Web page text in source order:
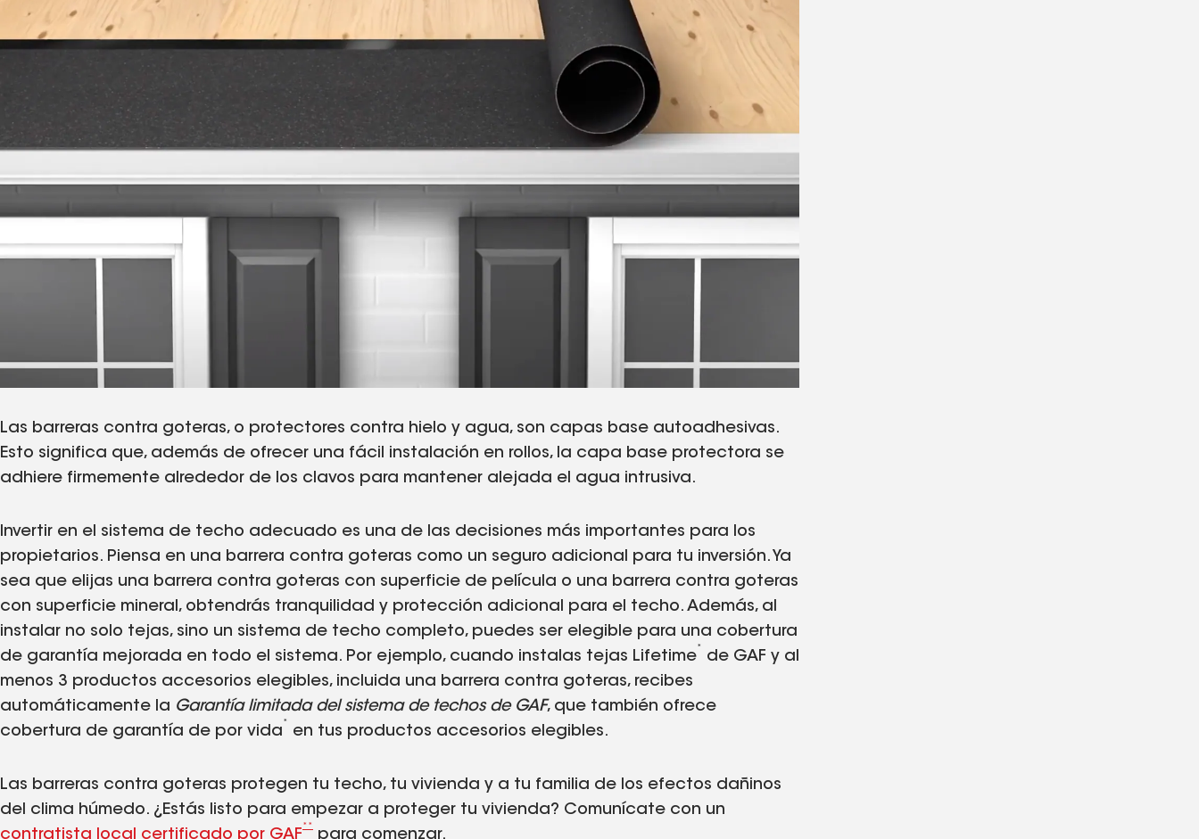
Las barreras contra goteras, o protectores contra hielo y agua, son capas base autoadhesivas.
Esto significa que, además de ofrecer una fácil instalación en rollos, la capa base protectora se
adhiere firmemente alrededor de los clavos para mantener alejada el agua intrusiva.
Invertir en el sistema de techo adecuado es una de las decisiones más importantes para los
propietarios. Piensa en una barrera contra goteras como un seguro adicional para tu inversión. Ya
sea que elijas una barrera contra goteras con superficie de película o una barrera contra goteras
con superficie mineral, obtendrás tranquilidad y protección adicional para el techo. Además, al
instalar no solo tejas, sino un sistema de techo completo, puedes ser elegible para una cobertura
de garantía mejorada en todo el sistema. Por ejemplo, cuando instalas tejas Lifetime
*
de GAF y al
menos 3 productos accesorios elegibles, incluida una barrera contra goteras, recibes
automáticamente la Garantía limitada del sistema de techos de GAF, que también ofrece
cobertura de garantía de por vida
*
en tus productos accesorios elegibles.
Las barreras contra goteras protegen tu techo, tu vivienda y a tu familia de los efectos dañinos
del clima húmedo. ¿Estás listo para empezar a proteger tu vivienda? Comunícate con un
contratista local certificado por GAF
**
para comenzar.